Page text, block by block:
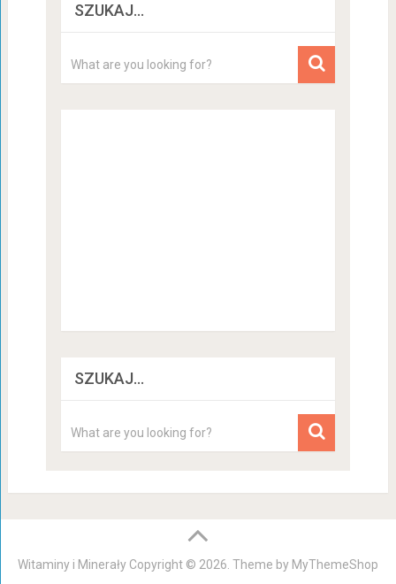
SZUKAJ…
SZUKAJ…
Witaminy i Minerały Copyright © 2026. Theme by MyThemeShop